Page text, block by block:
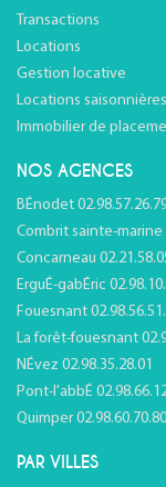
Transactions
Locations
Gestion locative
Locations saisonnières
Immobilier de
NOS AGENCES
BÉnodet
Combrit sainte-marine
Concarneau
ErguÉ-gabÉric
Fouesnant
La forêt-fouesnant
NÉvez 02.98.35.28.01
Pont-l'abbÉ
Quimper 02.98.60.70.80
PAR VILLES